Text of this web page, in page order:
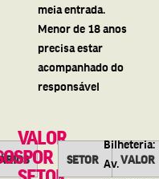
meia entrada.
Menor de 18 anos
precisa estar
acompanhado do
responsável
VALOR
POR
SETOR VALOR
Bilheteria:
Av.